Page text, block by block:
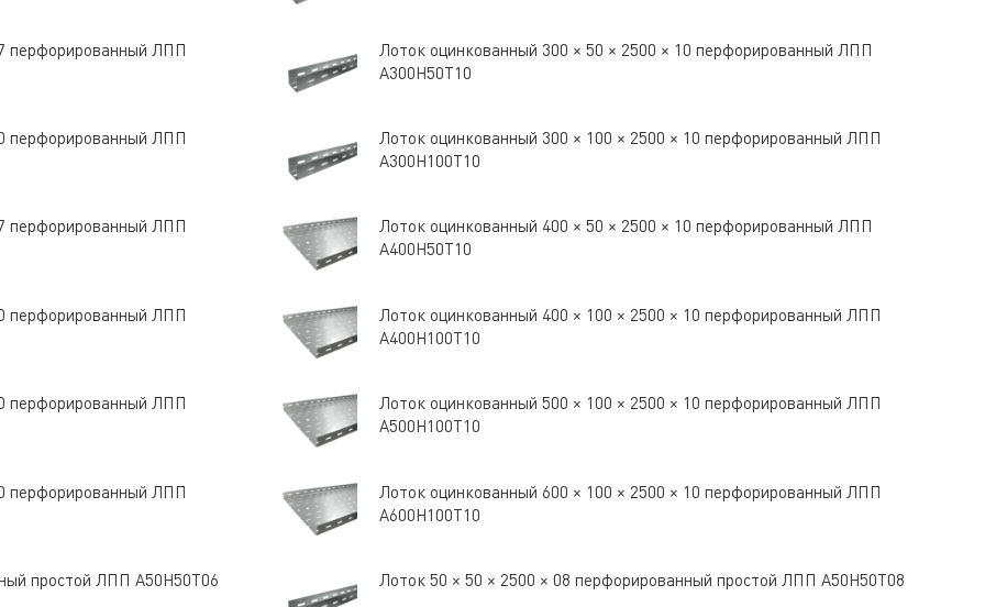
перфорированный ЛПП
Лоток оцинкованный 300 × 50 × 2500 × 10 перфорированный ЛПП
A300Н50Т10
перфорированный ЛПП
Лоток оцинкованный 300 × 100 × 2500 × 10 перфорированный ЛПП
A300Н100Т10
перфорированный ЛПП
Лоток оцинкованный 400 × 50 × 2500 × 10 перфорированный ЛПП
A400Н50Т10
перфорированный ЛПП
Лоток оцинкованный 400 × 100 × 2500 × 10 перфорированный ЛПП
A400Н100Т10
перфорированный ЛПП
Лоток оцинкованный 500 × 100 × 2500 × 10 перфорированный ЛПП
A500Н100Т10
перфорированный ЛПП
Лоток оцинкованный 600 × 100 × 2500 × 10 перфорированный ЛПП
A600Н100Т10
простой ЛПП A50Н50Т06 Лоток 50 × 50 × 2500 × 08 перфорированный простой ЛПП A50Н50Т08